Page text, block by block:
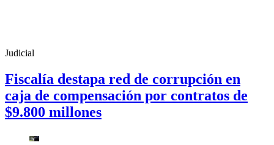
Judicial
Fiscalía destapa red de corrupción en
caja de compensación por contratos de
$9.800 millones